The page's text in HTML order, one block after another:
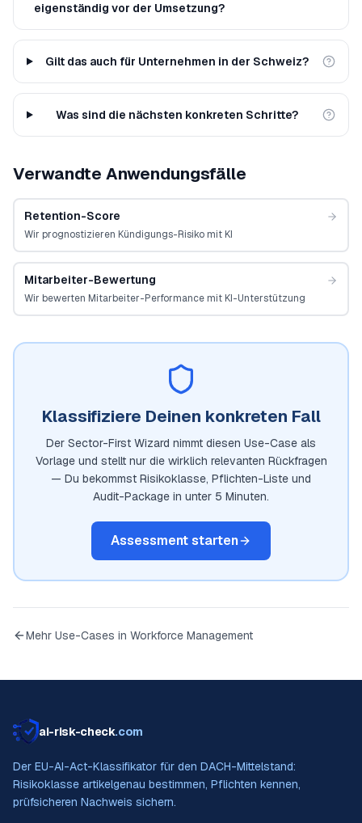
eigenständig vor der Umsetzung?
Gilt das auch für Unternehmen in der Schweiz?
Was sind die nächsten konkreten Schritte?
Verwandte Anwendungsfälle
Retention-Score
Wir prognostizieren Kündigungs-Risiko mit KI
Mitarbeiter-Bewertung
Wir bewerten Mitarbeiter-Performance mit KI-Unterstützung
Klassifiziere Deinen konkreten Fall
Der Sector-First Wizard nimmt diesen Use-Case als
Vorlage und stellt nur die wirklich relevanten Rückfragen
— Du bekommst Risikoklasse, Pflichten-Liste und
Audit-Package in unter 5 Minuten.
Assessment starten
Mehr Use-Cases in Workforce Management
ai-risk-check.com
Der EU-AI-Act-Klassifikator für den DACH-Mittelstand:
Risikoklasse artikelgenau bestimmen, Pflichten kennen,
prüfsicheren Nachweis sichern.